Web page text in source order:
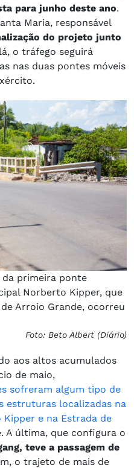
para junho deste ano.
Maria, responsável
do projeto junto
o tráfego seguirá
nas duas pontes móveis
da primeira ponte
Norberto Kipper, que
Arroio Grande, ocorreu
Foto: Beto Albert (Diário)
aos altos acumulados
de maio,
sofreram algum tipo de
estruturas localizadas na
e na Estrada de
A última, que configura o
teve a passagem de
o trajeto de mais de